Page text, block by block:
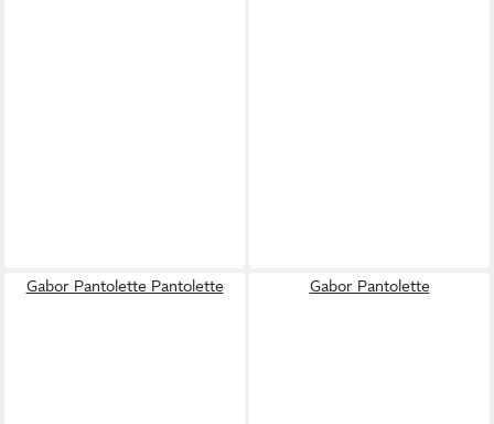
Gabor Pantolette Pantolette Gabor Pantolette